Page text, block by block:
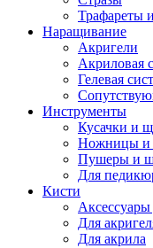
Трафареты
Наращивание
Акригели
Акриловая
Гелевая
Инструменты
Кусачки и
Ножницы и
Пушеры и
Для
Кисти
Аксессуары
Для
Для акрила